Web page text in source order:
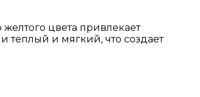
цвета привлекает
теплый и мягкий, что создает